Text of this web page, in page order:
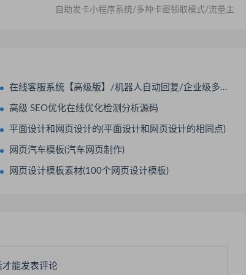
自助发卡小程序系统/多种卡密领取模式/流量主
在线客服系统【高级版】/机器人自动回复/企业级多商户多客服
高级 SEO优化在线优化检测分析源码
平面设计和网页设计的(平面设计和网页设计的相同点)
网页汽车模板(汽车网页制作)
网页设计模板素材(100个网页设计模板)
才能发表评论